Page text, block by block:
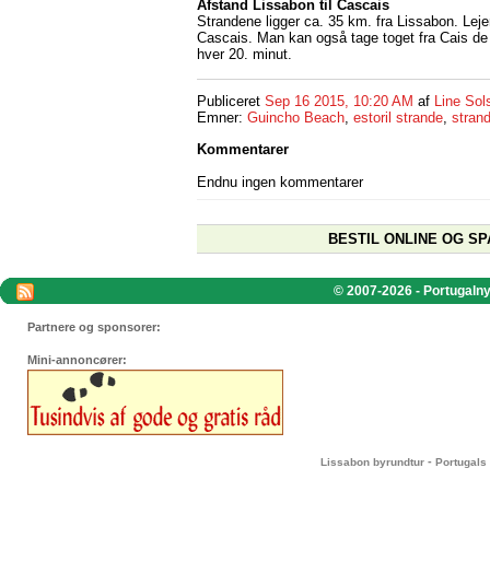
Afstand Lissabon til Cascais
Strandene ligger ca. 35 km. fra Lissabon.
Cascais. Man kan også tage toget fra Cais
hver 20. minut.
Publiceret Sep 16 2015, 10:20 AM af Line
Emner: Guincho Beach, estoril strande,
Kommentarer
Endnu ingen kommentarer
BESTIL ONLINE OG
© 2007-2026 -
Partnere og sponsorer:
Mini-annoncører:
Lissabon byrundtur - Portugals